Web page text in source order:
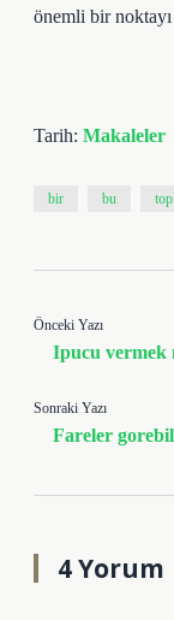
önemli bir
Tarih: Makaleler
bir bu
Önceki Yazı
Ipucu vermek
Sonraki Yazı
Fareler
4 Yorum